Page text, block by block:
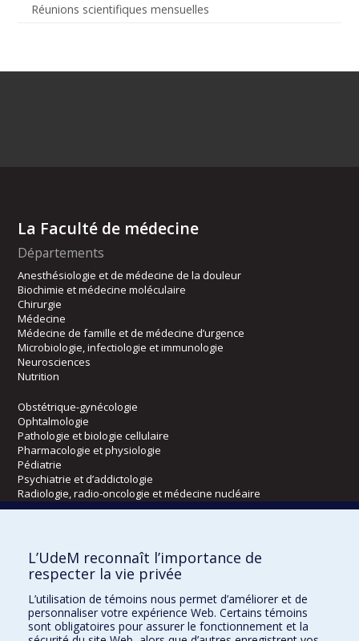
Réunions scientifiques mensuelles
La Faculté de médecine
Départements
Anesthésiologie et de médecine de la douleur
Biochimie et médecine moléculaire
Chirurgie
Médecine
Médecine de famille et de médecine d’urgence
Microbiologie, infectiologie et immunologie
Neurosciences
Nutrition
Obstétrique-gynécologie
Ophtalmologie
Pathologie et biologie cellulaire
Pharmacologie et physiologie
Pédiatrie
Psychiatrie et d’addictologie
Radiologie, radio-oncologie et médecine nucléaire
Kinésiologie et des sciences de l’activité physique
Orthophonie et audiologie
Réadaptation
L’UdeM reconnaît l’importance de
respecter la vie privée
L’utilisation de témoins nous permet d’améliorer et de
personnaliser votre expérience Web. Certains témoins
sont obligatoires pour assurer le fonctionnement et la